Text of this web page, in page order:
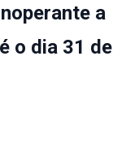
a
o dia 31 de